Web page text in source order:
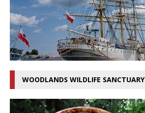
WOODLANDS WILDLIFE SANCTUARY